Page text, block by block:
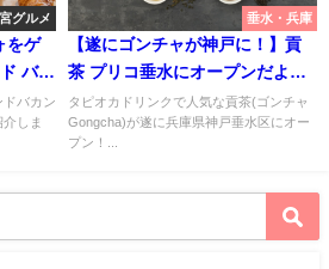
グルメ
をゲ
バカ
バカン
しま
垂水・兵庫
【遂にゴンチャが神戸に！】貢
茶 プリコ垂水にオープンだよ！
【更に明石駅にも】
タピオカドリンクで人気な貢茶(ゴンチャ
Gongcha)が遂に兵庫県神戸垂水区にオー
プン！...